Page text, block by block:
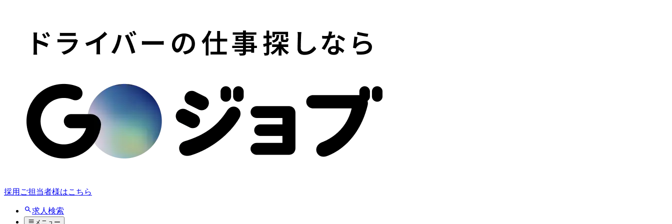
採用ご担当者様はこちら
求人検索
メニュー